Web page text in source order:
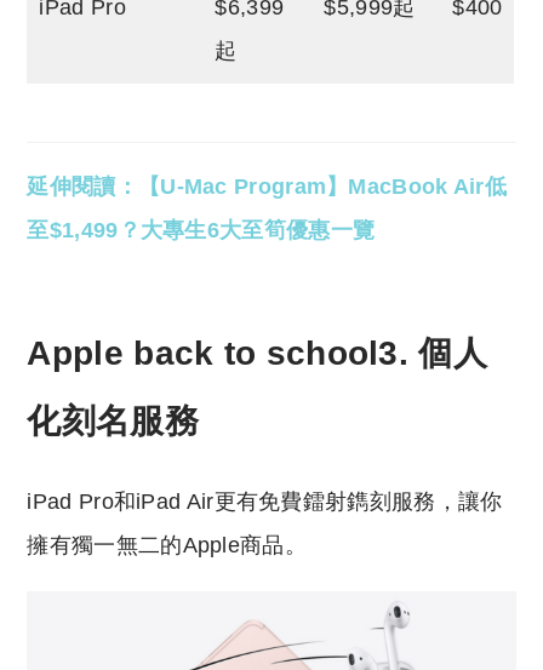
iPad Pro
$6,399
起
$5,999起 $400
延伸閱讀：【U-Mac Program】MacBook Air低
至$1,499？大專生6大至筍優惠一覽
Apple back to school3. 個人
化刻名服務
iPad Pro和iPad Air更有免費鐳射鐫刻服務，讓你
擁有獨一無二的Apple商品。